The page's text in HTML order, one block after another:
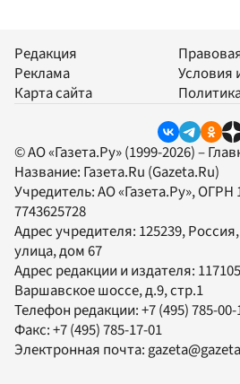
Редакция
Реклама
Карта сайта
Условия
© АО «Газета.Ру» (1999-2026) –
Название: Газета.Ru (Gazeta.Ru)
Учредитель:АО «Газета.Ру», ОГРН
7743625728
Адрес учредителя: 125239,
улица, дом 67
Адрес редакции и издателя: 117105
Варшавское шоссе, д.9, стр.1
Телефон редакции:+7 (495) 785-
Факс:+7 (495) 785-17-01
Электронная почта: